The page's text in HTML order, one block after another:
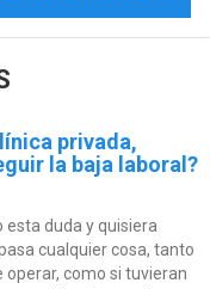
privada,
la baja laboral?
duda y quisiera
cualquier cosa, tanto
operar, como si tuvieran